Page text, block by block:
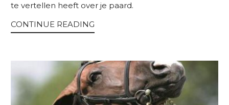
te vertellen heeft over je paard.
CONTINUE READING